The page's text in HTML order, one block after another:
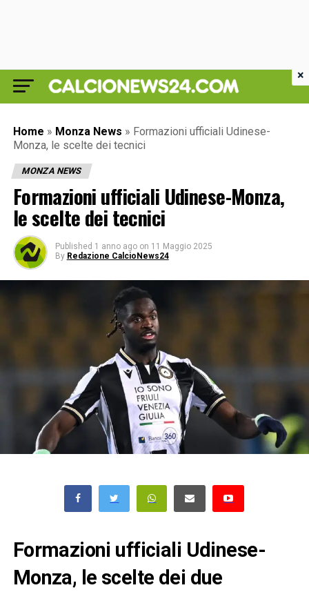
Home » Monza News » Formazioni ufficiali Udinese-
Monza, le scelte dei tecnici
MONZA NEWS
Formazioni ufficiali Udinese-Monza,
le scelte dei tecnici
Published 1 anno ago on 11 Maggio 2025
By Redazione CalcioNews24
Formazioni ufficiali Udinese-
Monza, le scelte dei due
×